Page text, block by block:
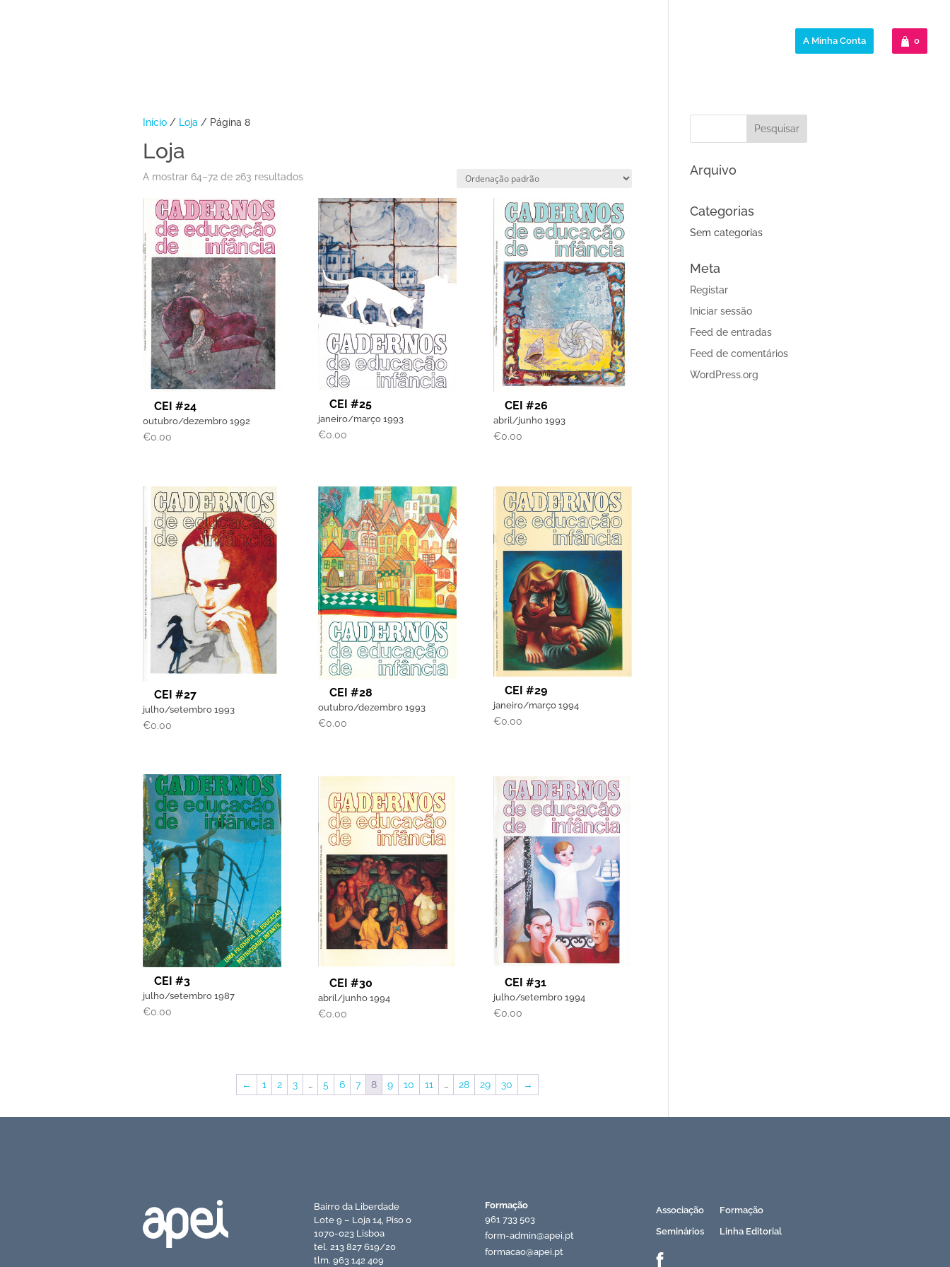
A Minha Conta 0
Início / Loja / Página 8
Loja
A mostrar 64–72 de 263 resultados
CEI #24
outubro/dezembro 1992
€0.00
CEI #25
janeiro/março 1993
€0.00
CEI #26
abril/junho 1993
€0.00
CEI #27
julho/setembro 1993
€0.00
CEI #28
outubro/dezembro 1993
€0.00
CEI #29
janeiro/março 1994
€0.00
CEI #3
julho/setembro 1987
€0.00
CEI #30
abril/junho 1994
€0.00
CEI #31
julho/setembro 1994
€0.00
← 1 2 3 … 5 6 7 8 9 10 11 … 28 29 30 →
Arquivo
Categorias
Sem categorias
Meta
Registar
Iniciar sessão
Feed de entradas
Feed de comentários
WordPress.org
Recursos APEI
Bairro da Liberdade
Lote 9 – Loja 14, Piso 0
1070-023 Lisboa
tel. 213 827 619/20
tlm. 963 142 409
Formação
961 733 503
form-admin@apei.pt
formacao@apei.pt
Associação
Formação
Seminários
Linha Editorial